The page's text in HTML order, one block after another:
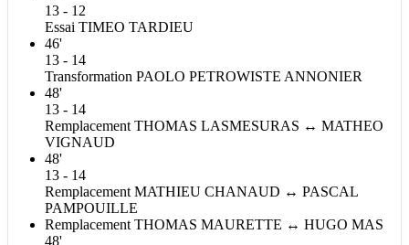
13 - 12
Essai TIMEO TARDIEU
46'
13 - 14
Transformation PAOLO PETROWISTE ANNONIER
48'
13 - 14
Remplacement THOMAS LASMESURAS ↔ MATHEO
VIGNAUD
48'
13 - 14
Remplacement MATHIEU CHANAUD ↔ PASCAL
PAMPOUILLE
Remplacement THOMAS MAURETTE ↔ HUGO MAS
48'